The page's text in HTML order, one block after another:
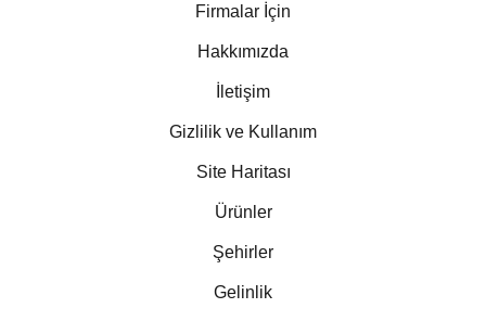
Firmalar İçin
Hakkımızda
İletişim
Gizlilik ve Kullanım
Site Haritası
Ürünler
Şehirler
Gelinlik